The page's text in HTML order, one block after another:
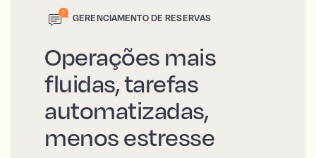
GERENCIAMENTO DE RESERVAS
Operações mais
fluidas, tarefas
automatizadas,
menos estresse